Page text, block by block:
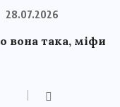
28.07.2026
вона така, міфи